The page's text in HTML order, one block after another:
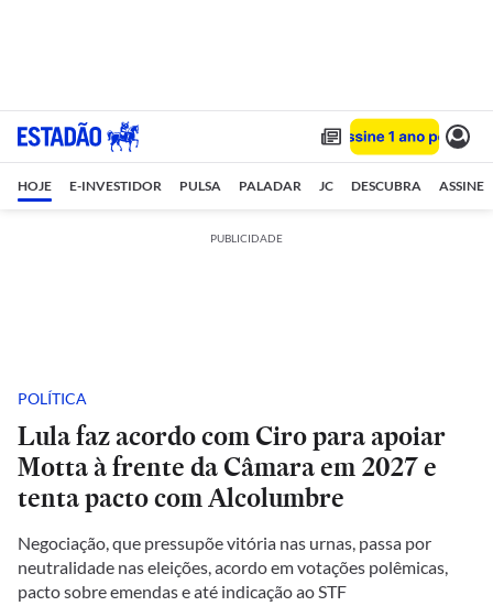
HOJE E-INVESTIDOR PULSA PALADAR JC DESCUBRA ASSINE
PUBLICIDADE
POLÍTICA
Lula faz acordo com Ciro para apoiar
Motta à frente da Câmara em 2027 e
tenta pacto com Alcolumbre
Negociação, que pressupõe vitória nas urnas, passa por
neutralidade nas eleições, acordo em votações polêmicas,
pacto sobre emendas e até indicação ao STF